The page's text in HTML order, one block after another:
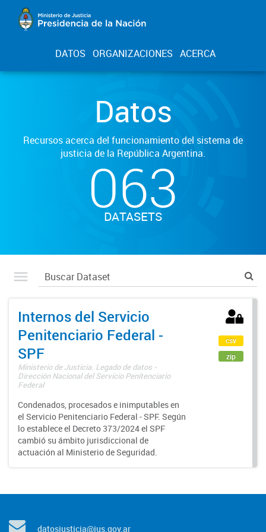
DATOS ORGANIZACIONES ACERCA
Datos
Recursos acerca del funcionamiento del sistema de
justicia de la República Argentina.
063
DATASETS
Internos del Servicio
Penitenciario Federal -
SPF
Ministerio de Justicia. Legado de datos -
Dirección Nacional del Servicio Penitenciario
Federal
Condenados, procesados e inimputables en
el Servicio Penitenciario Federal - SPF. Según
lo establece el Decreto 373/2024 el SPF
cambió su ámbito jurisdiccional de
actuación al Ministerio de Seguridad.
csv
zip
datosjusticia@jus.gov.ar